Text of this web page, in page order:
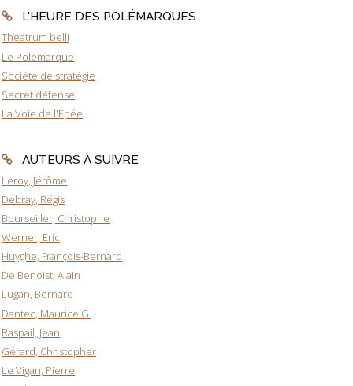
L'HEURE DES POLÉMARQUES
Theatrum belli
Le Polémarque
Société de stratégie
Secret défense
La Voie de l'Epée
AUTEURS À SUIVRE
Leroy, Jérôme
Debray, Régis
Bourseiller, Christophe
Werner, Eric
Huyghe, François-Bernard
De Benoist, Alain
Lugan, Bernard
Dantec, Maurice G.
Raspail, Jean
Gérard, Christopher
Le Vigan, Pierre